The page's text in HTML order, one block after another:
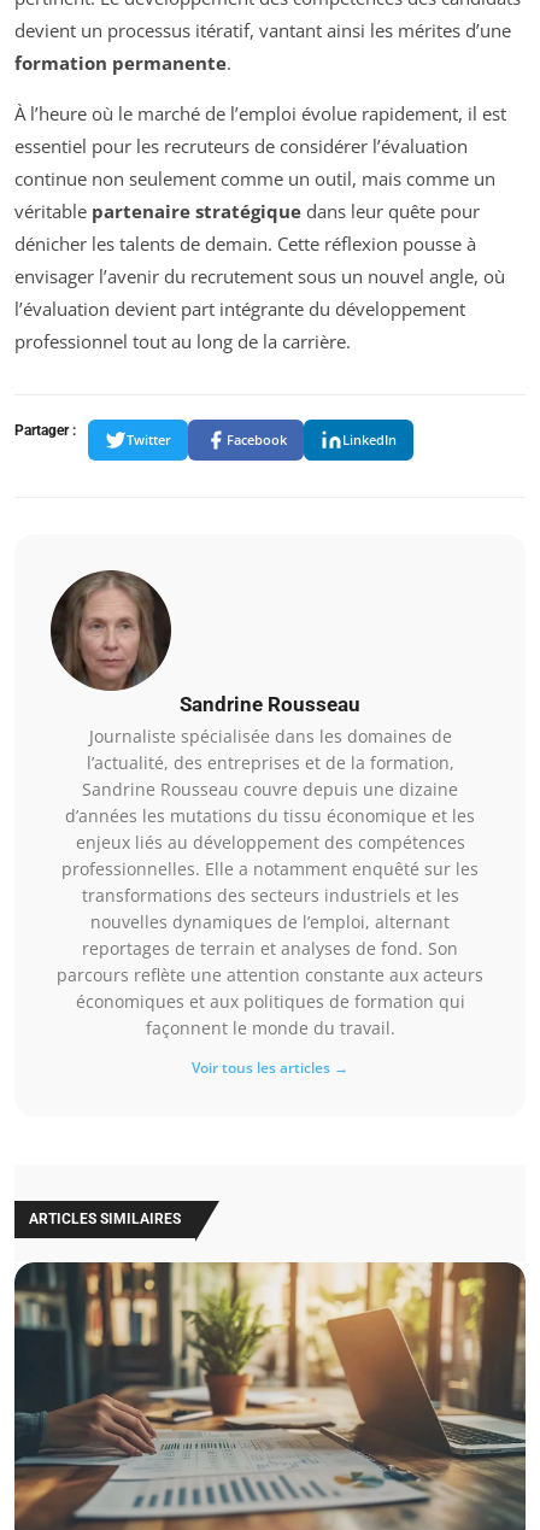
devient un processus itératif, vantant ainsi les mérites d’une
formation permanente.
À l’heure où le marché de l’emploi évolue rapidement, il est
essentiel pour les recruteurs de considérer l’évaluation
continue non seulement comme un outil, mais comme un
véritable partenaire stratégique dans leur quête pour
dénicher les talents de demain. Cette réflexion pousse à
envisager l’avenir du recrutement sous un nouvel angle, où
l’évaluation devient part intégrante du développement
professionnel tout au long de la carrière.
Partager :
Twitter Facebook LinkedIn
Sandrine Rousseau
Journaliste spécialisée dans les domaines de
l’actualité, des entreprises et de la formation,
Sandrine Rousseau couvre depuis une dizaine
d’années les mutations du tissu économique et les
enjeux liés au développement des compétences
professionnelles. Elle a notamment enquêté sur les
transformations des secteurs industriels et les
nouvelles dynamiques de l’emploi, alternant
reportages de terrain et analyses de fond. Son
parcours reflète une attention constante aux acteurs
économiques et aux politiques de formation qui
façonnent le monde du travail.
Voir tous les articles →
ARTICLES SIMILAIRES